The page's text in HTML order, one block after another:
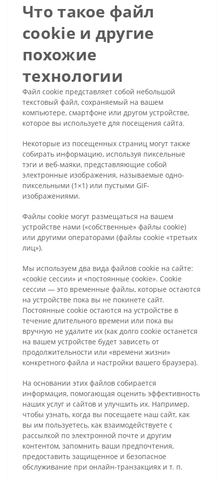
Что такое файл
cookie и другие
похожие
технологии
Файл cookie представляет собой небольшой
текстовый файл, сохраняемый на вашем
компьютере, смартфоне или другом устройстве,
которое вы используете для посещения сайта.
Некоторые из посещенных страниц могут также
собирать информацию, используя пиксельные
тэги и веб-маяки, представляющие собой
электронные изображения, называемые одно-
пиксельными (1×1) или пустыми GIF-
изображениями.
Файлы cookie могут размещаться на вашем
устройстве нами («собственные» файлы cookie)
или другими операторами (файлы cookie «третьих
лиц»).
Мы используем два вида файлов cookie на сайте:
«cookie сессии» и «постоянные cookie». Cookie
сессии — это временные файлы, которые остаются
на устройстве пока вы не покинете сайт.
Постоянные cookie остаются на устройстве в
течение длительного времени или пока вы
вручную не удалите их (как долго cookie останется
на вашем устройстве будет зависеть от
продолжительности или «времени жизни»
конкретного файла и настройки вашего браузера).
На основании этих файлов собирается
информация, помогающая оценить эффективность
наших услуг и сайтов и улучшить их. Например,
чтобы узнать, когда вы посещаете наш сайт, как
вы им пользуетесь, как взаимодействуете с
рассылкой по электронной почте и другим
контентом, запомнить ваши предпочтения,
предоставить защищенное и безопасное
обслуживание при онлайн-транзакциях и т. п.